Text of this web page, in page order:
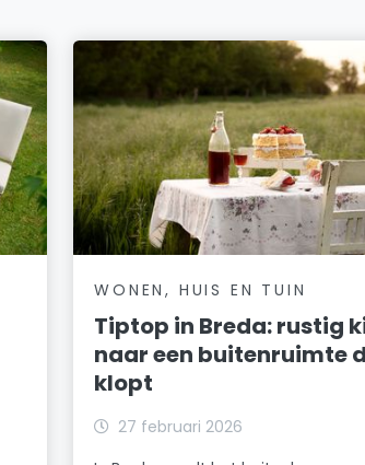
WONEN, HUIS EN TUIN
Tiptop in Breda: rustig
naar een buitenruimte
klopt
27 februari 2026